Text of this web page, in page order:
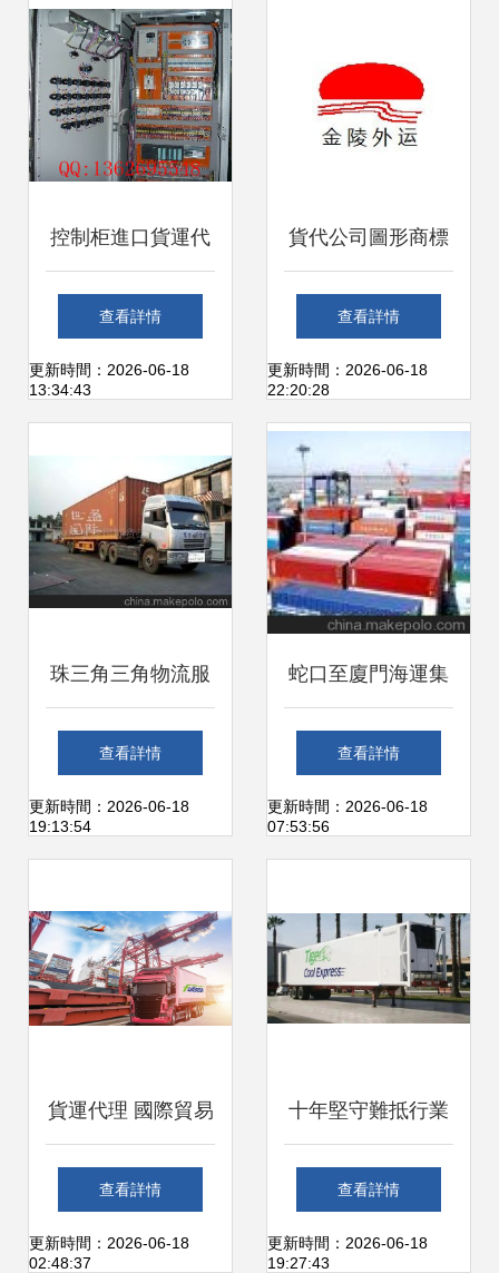
控制柜進口貨運代
理服務全解析 包稅
物流一站式解決方
查看詳情
更新時間：2026-06-18
13:34:43
貨代公司圖形商標
設計要點與創意思
路
查看詳情
更新時間：2026-06-18
22:20:28
珠三角三角物流服
務全解析 價格、廠
家、運輸代理與珠
理
查看詳情
更新時間：2026-06-18
19:13:54
蛇口至廈門海運集
裝箱專線 特惠航線
全解析與廣州市展
查看詳情
更新時間：2026-06-18
07:53:56
貨運代理 國際貿易
的隱形橋梁與物流
專家
查看詳情
更新時間：2026-06-18
02:48:37
十年堅守難抵行業
寒流 Tiger Cool
Express倒閉折射
查看詳情
更新時間：2026-06-18
19:27:43